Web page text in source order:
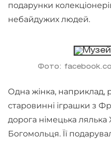
подарунки
небайдужих людей.
Фото:
Одна жінка, наприклад,
старовинні іграшки з
дорога німецька лялька
Богомольця. Її